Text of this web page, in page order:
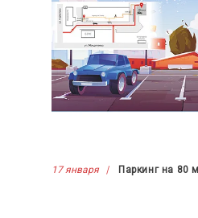
17 января Паркинг на 80